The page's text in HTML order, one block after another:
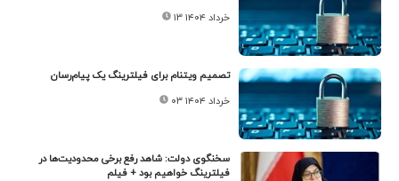
۱۳ خرداد ۱۴۰۴
تصمیم ویتنام برای فیلترینگ یک پیام‌رسان
۰۳ خرداد ۱۴۰۴
سخنگوی دولت: شاهد رفع برخی محدودیت‌ها در
فیلترینگ خواهیم بود + فیلم